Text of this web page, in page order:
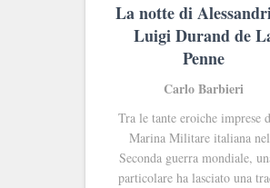
La notte di
Luigi Durand de
Penne
Carlo Barbieri
Tra le tante eroiche imprese
Marina Militare italiana
Seconda guerra mondiale,
particolare ha lasciato una